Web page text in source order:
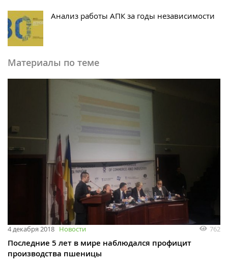
Анализ работы АПК за годы независимости
Материалы по теме
4 декабря 2018 Новости 762
Последние 5 лет в мире наблюдался профицит
производства пшеницы